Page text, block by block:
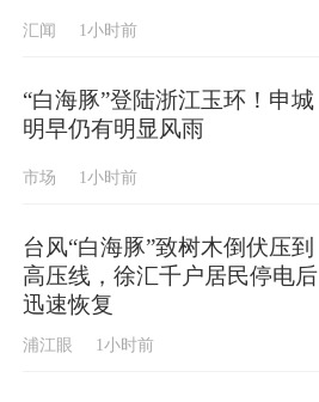
汇闻 1小时前
“白海豚”登陆浙江玉环！申城
明早仍有明显风雨
市场 1小时前
台风“白海豚”致树木倒伏压到
高压线，徐汇千户居民停电后
迅速恢复
浦江眼 1小时前